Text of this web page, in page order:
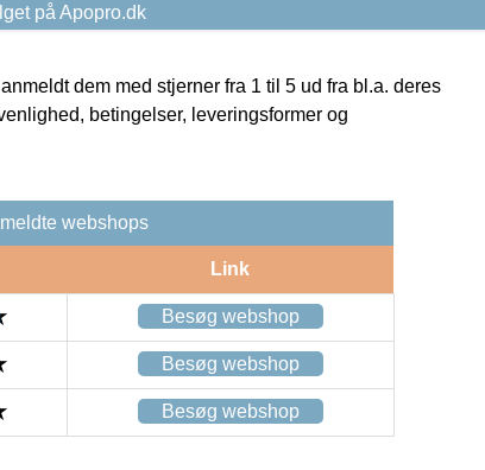
på Apopro.dk
dem med stjerner fra 1 til 5 ud fra bl.a. deres
betingelser, leveringsformer og
webshops
Link
Besøg webshop
Besøg webshop
Besøg webshop